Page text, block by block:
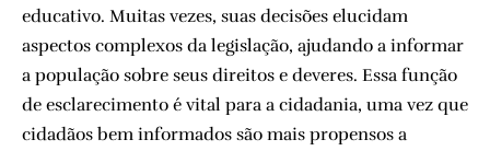
educativo. Muitas vezes, suas decisões elucidam
aspectos complexos da legislação, ajudando a informar
a população sobre seus direitos e deveres. Essa função
de esclarecimento é vital para a cidadania, uma vez que
cidadãos bem informados são mais propensos a